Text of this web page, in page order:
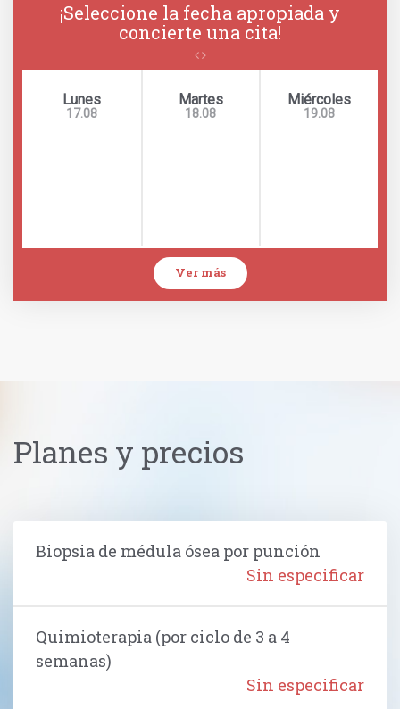
¡Seleccione la fecha apropiada y
concierte una cita!
Lunes
17.08
Martes
18.08
Miércoles
19.08
Ver más
Planes y precios
Biopsia de médula ósea por punción
Sin especificar
Quimioterapia (por ciclo de 3 a 4
semanas)
Sin especificar